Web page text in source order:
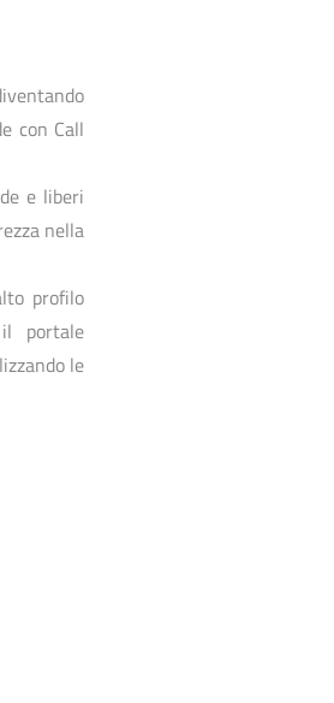
con Call
e liberi
nella
profilo
portale
le